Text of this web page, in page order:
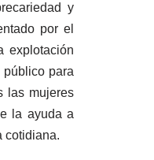
y
por el
explotación
público para
las mujeres
la ayuda a
cotidiana.